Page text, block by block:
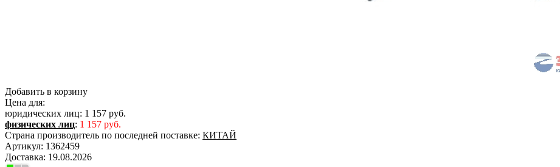
Добавить в корзину
Цена для:
юридических лиц: 1 157 руб.
физических лиц: 1 157 руб.
Страна производитель по последней поставке: КИТАЙ
Артикул: 1362459
Доставка: 19.08.2026